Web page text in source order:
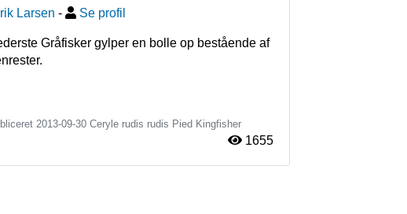
Larsen - Se profil
Gråfisker gylper en bolle op bestående af
2013-09-30 Ceryle rudis rudis Pied Kingfisher
1655